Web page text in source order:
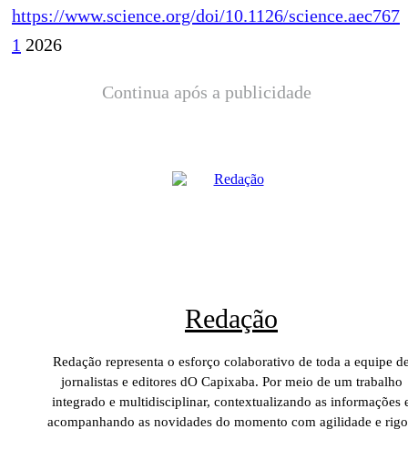
https://www.science.org/doi/10.1126/science.aec767
1 2026
Continua após a publicidade
Redação
Redação representa o esforço colaborativo de toda a equipe
jornalistas e editores dO Capixaba. Por meio de um trabalho
integrado e multidisciplinar, contextualizando as informações
acompanhando as novidades do momento com agilidade e